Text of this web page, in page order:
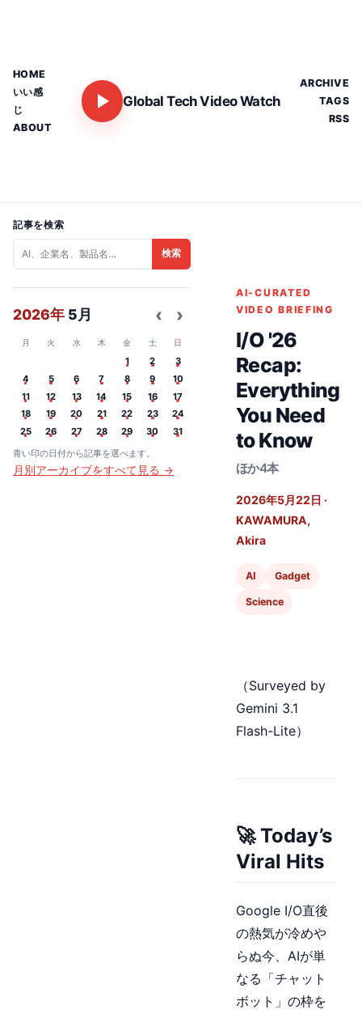
HOME
いい感
じ
ABOUT
Global Tech Video Watch
ARCHIVE
TAGS
RSS
記事を検索
検索
2026年 5月 ‹ ›
月 火 水 木 金 土 日
1 2
3
4
5 6 7 8 9
10
11
12 13 14 15 16
17
18
19 20 21 22 23
24
25
26 27 28 29 30 31
青い印の日付から記事を選べます。
月別アーカイブをすべて見る →
AI-CURATED
VIDEO BRIEFING
I/O '26
Recap:
Everything
You Need
to Know
ほか4本
2026年5月22日 ·
KAWAMURA,
Akira
AI Gadget
Science
（Surveyed by
Gemini 3.1
Flash-Lite）
🚀 Today’s
Viral Hits
Google I/O直後
の熱気が冷めや
らぬ今、AIが単
なる「チャット
ボット」の枠を